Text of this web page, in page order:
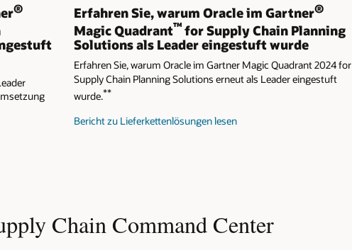
® Erfahren Sie, warum Oracle im Gartner®
Magic Quadrant™for Supply Chain Planning
Solutions als Leader eingestuft wurde
Erfahren Sie, warum Oracle im Gartner Magic Quadrant 2024 for
Supply Chain Planning Solutions erneut als Leader eingestuft
wurde.**
Bericht zu Lieferkettenlösungen lesen
Chain Command Center